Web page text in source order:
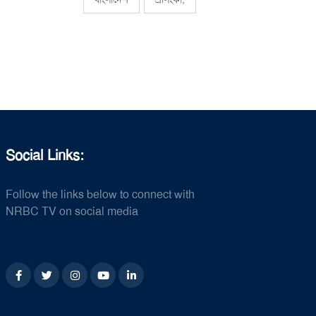
Social Links:
Follow the links below to connect with
NRBC TV on social media